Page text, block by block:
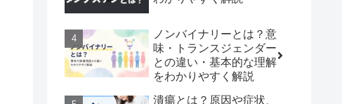
ノンバイナリーとは？意
味・トランスジェンダー
との違い・基本的な理解
をわかりやすく解説
潰瘍とは？原因や症状、